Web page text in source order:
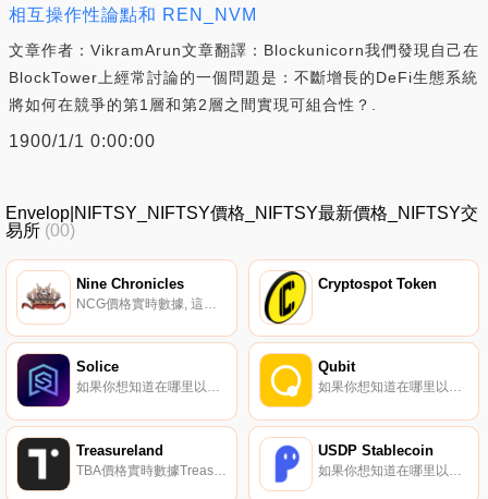
相互操作性論點和 REN_NVM
文章作者：VikramArun文章翻譯：Blockunicorn我們發現自己在
BlockTower上經常討論的一個問題是：不斷增長的DeFi生態系統
將如何在競爭的第1層和第2層之間實現可組合性？.
1900/1/1 0:00:00
Envelop|NIFTSY_NIFTSY價格_NIFTSY最新價格_NIFTSY交
易所 (00)
Nine Chronicles Cryptospot Token
Solice
如果你想知道在哪里以當前價格購買Solice,目前交易{Solice]股票的頂級加密貨幣交易所是Gate.io、MEXC和Orca。您可以在我們的加密貨幣交易所頁面上找到其他列表。Solice是索拉納區塊鏈上的虛擬現實元宇宙,用戶可以在這里玩、創建、擁有、社交和貨幣化他們的虛擬體驗.
Qubit
如果你想知道在哪里以當前價格購買QuQBTt,目前交易{QuQBTt]股票的頂級加密貨幣交易所是PancakeSwap（V2）。您可以在我們的加密貨幣交易所頁面上找到其他列表。QuQBTt是Mound創新的DeFi借貸協議,經過優化,可為幣安智能鏈提供借貸即用.
Treasureland
TBA價格實時數據Treasureland是一個支持NFT鑄幣、發行、拍賣和社會化的多鏈NFT聚合協議.
USDP Stablecoin
如果你想知道在哪里以當前價格購買USDP Stablecoin,目前交易{USDP Stablecoin]股票的頂級加密貨幣交易所是Binance、BitMart、TruBit Pro Exchange、BitGlobal和Nominex。您可以在我們的加密貨幣交易所頁面上找到其他列表.